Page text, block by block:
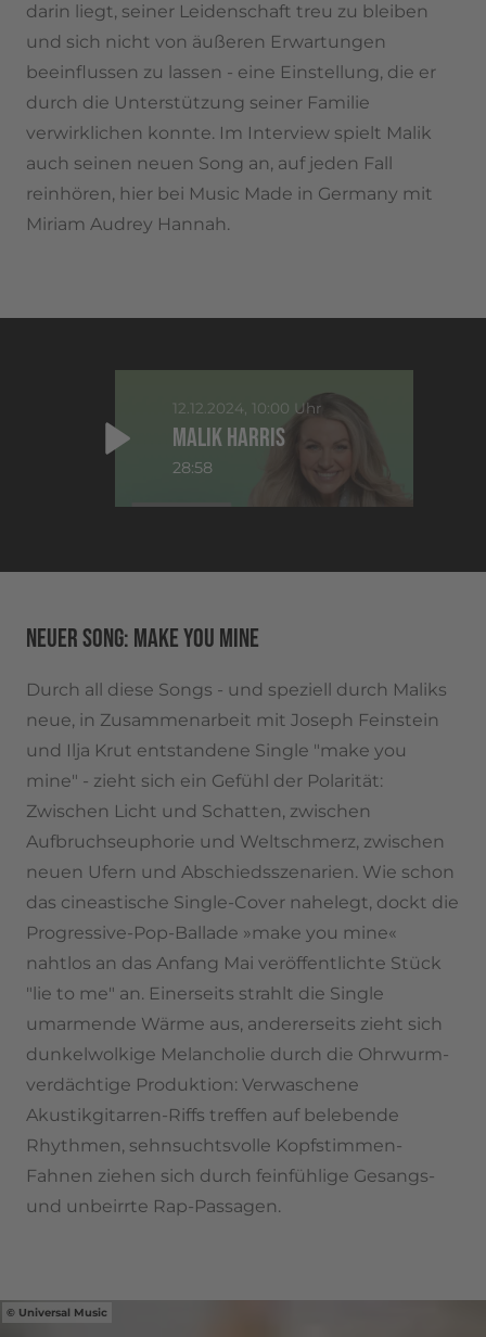
darin liegt, seiner Leidenschaft treu zu bleiben
und sich nicht von äußeren Erwartungen
beeinflussen zu lassen - eine Einstellung, die er
durch die Unterstützung seiner Familie
verwirklichen konnte. Im Interview spielt Malik
auch seinen neuen Song an, auf jeden Fall
reinhören, hier bei Music Made in Germany mit
Miriam Audrey Hannah.
12.12.2024, 10:00 Uhr
MALIK HARRIS
28:58
NEUER SONG: MAKE YOU MINE
Durch all diese Songs - und speziell durch Maliks
neue, in Zusammenarbeit mit Joseph Feinstein
und Ilja Krut entstandene Single "make you
mine" - zieht sich ein Gefühl der Polarität:
Zwischen Licht und Schatten, zwischen
Aufbruchseuphorie und Weltschmerz, zwischen
neuen Ufern und Abschiedsszenarien. Wie schon
das cineastische Single-Cover nahelegt, dockt die
Progressive-Pop-Ballade »make you mine«
nahtlos an das Anfang Mai veröffentlichte Stück
"lie to me" an. Einerseits strahlt die Single
umarmende Wärme aus, andererseits zieht sich
dunkelwolkige Melancholie durch die Ohrwurm-
verdächtige Produktion: Verwaschene
Akustikgitarren-Riffs treffen auf belebende
Rhythmen, sehnsuchtsvolle Kopfstimmen-
Fahnen ziehen sich durch feinfühlige Gesangs-
und unbeirrte Rap-Passagen.
Universal Music